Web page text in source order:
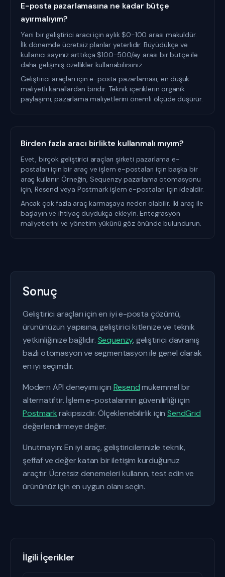
E-posta pazarlamasına ne kadar bütçe
ayırmalıyım?
Yeni bir geliştirici aracı için aylık $0-100 arası makuldür.
İlk dönemde ücretsiz planlar yeterlidir. Büyüdükçe ve
kullanıcı sayınız arttıkça $100-500/ay arası bir bütçe ile
daha gelişmiş özellikler kullanabilirsiniz.
Geliştirici araçları için e-posta pazarlaması, en düşük
maliyetli kanallardan biridir. Teknik içeriklerin organik
paylaşımı, pazarlama maliyetlerini önemli ölçüde düşürür.
Birden fazla aracı birlikte kullanmalı mıyım?
Evet, birçok geliştirici araçları şirketi pazarlama e-
postaları için bir araç ve işlem e-postaları için başka bir
araç kullanır. Örneğin, Sequenzy pazarlama otomasyonu
için, Resend veya Postmark işlem e-postaları için idealdir.
Ancak çok fazla araç karmaşaya neden olabilir. İki araç ile
başlayın ve ihtiyaç duydukça ekleyin. Entegrasyon
maliyetlerini ve yönetim yükünü göz önünde bulundurun.
Sonuç
Geliştirici araçları için en iyi e-posta çözümü,
ürününüzün yapısına, geliştirici kitlenize ve teknik
yetkinliğinize bağlıdır. Sequenzy, geliştirici davranış
bazlı otomasyon ve segmentasyon ile genel olarak
en iyi seçimdir.
Modern API deneyimi için Resendmükemmel bir
alternatiftir. İşlem e-postalarının güvenilirliği için
Postmarkrakipsizdir. Ölçeklenebilirlik içinSendGrid
değerlendirmeye değer.
Unutmayın: En iyi araç, geliştiricilerinizle teknik,
şeffaf ve değer katan bir iletişim kurduğunuz
araçtır. Ücretsiz denemeleri kullanın, test edin ve
ürününüz için en uygun olanı seçin.
İlgili İçerikler